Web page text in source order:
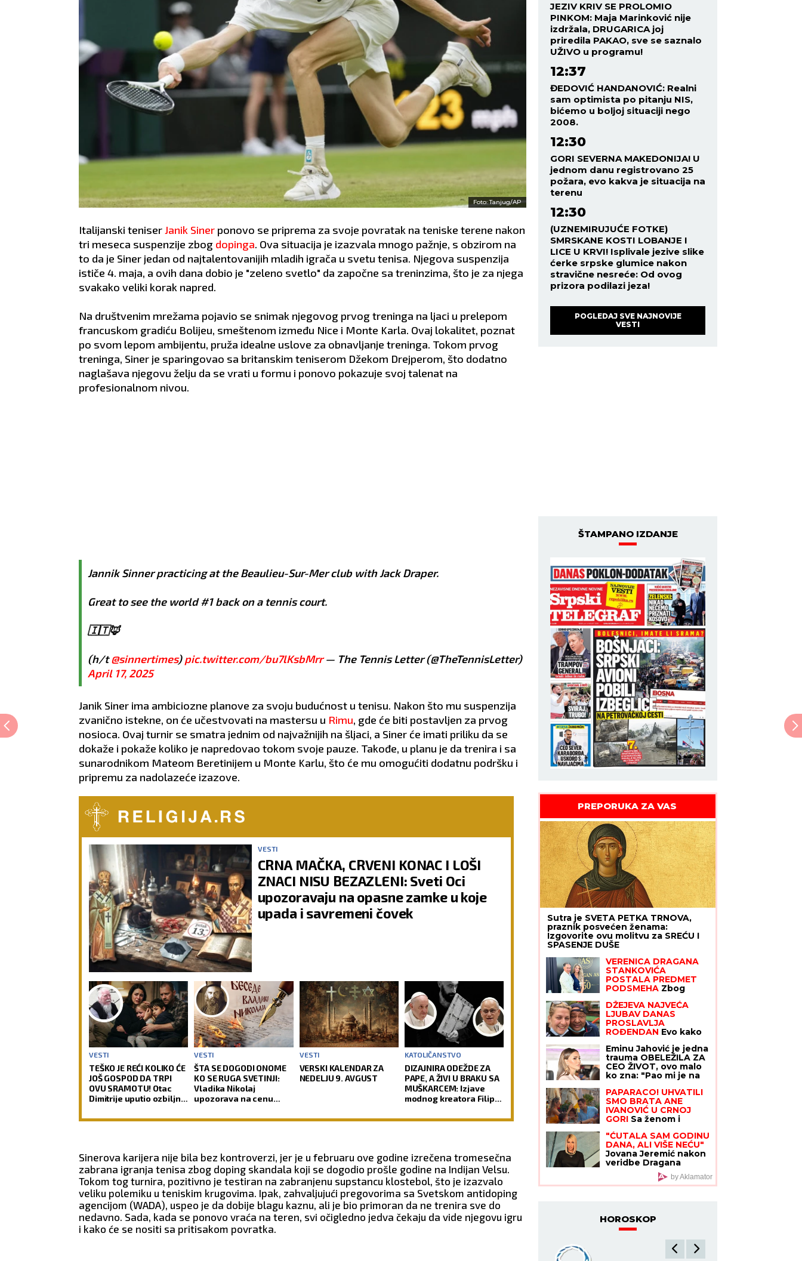
Foto: Tanjug/AP
Italijanski teniserJanik Siner ponovo se priprema za svoje povratak na teniske terene nakon
tri meseca suspenzije zbog dopinga. Ova situacija je izazvala mnogo pažnje, s obzirom na
to da je Siner jedan od najtalentovanijih mladih igrača u svetu tenisa. Njegova suspenzija
ističe 4. maja, a ovih dana dobio je "zeleno svetlo" da započne sa treninzima, što je za njega
svakako veliki korak napred.
Na društvenim mrežama pojavio se snimak njegovog prvog treninga na ljaci u prelepom
francuskom gradiću Bolijeu, smeštenom između Nice i Monte Karla. Ovaj lokalitet, poznat
po svom lepom ambijentu, pruža idealne uslove za obnavljanje treninga. Tokom prvog
treninga, Siner je sparingovao sa britanskim teniserom Džekom Drejperom, što dodatno
naglašava njegovu želju da se vrati u formu i ponovo pokazuje svoj talenat na
profesionalnom nivou.
Jannik Sinner practicing at the Beaulieu-Sur-Mer club with Jack Draper.
Great to see the world #1 back on a tennis court.
🇮🇹🦊
(h/t@sinnertimes)pic.twitter.com/bu7lKsbMrr— The Tennis Letter (@TheTennisLetter)
April 17, 2025
Janik Siner ima ambiciozne planove za svoju budućnost u tenisu. Nakon što mu suspenzija
zvanično istekne, on će učestvovati na mastersu u Rimu, gde će biti postavljen za prvog
nosioca. Ovaj turnir se smatra jednim od najvažnijih na šljaci, a Siner će imati priliku da se
dokaže i pokaže koliko je napredovao tokom svoje pauze. Takođe, u planu je da trenira i sa
sunarodnikom Mateom Beretinijem u Monte Karlu, što će mu omogućiti dodatnu podršku i
pripremu za nadolazeće izazove.
VESTI
CRNA MAČKA, CRVENI KONAC I LOŠI
ZNACI NISU BEZAZLENI: Sveti Oci
upozoravaju na opasne zamke u koje
upada i savremeni čovek
VESTI
TEŠKO JE REĆI KOLIKO ĆE
JOŠ GOSPOD DA TRPI
OVU SRAMOTU! Otac
Dimitrije uputio ozbiljno
pozvao ih da spasavaju
VESTI
ŠTA SE DOGODI ONOME
KO SE RUGA SVETINJI:
Vladika Nikolaj
upozorava na cenu
VESTI
VERSKI KALENDAR ZA
NEDELJU 9. AVGUST
KATOLIČANSTVO
DIZAJNIRA ODEŽDE ZA
PAPE, A ŽIVI U BRAKU SA
MUŠKARCEM: Izjave
modnog kreatora Filipa
neprijatno pitanje za
Sinerova karijera nije bila bez kontroverzi, jer je u februaru ove godine izrečena tromesečna
zabrana igranja tenisa zbog doping skandala koji se dogodio prošle godine na Indijan Velsu.
Tokom tog turnira, pozitivno je testiran na zabranjenu supstancu klostebol, što je izazvalo
veliku polemiku u teniskim krugovima. Ipak, zahvaljujući pregovorima sa Svetskom antidoping
agencijom (WADA), uspeo je da dobije blagu kaznu, ali je bio primoran da ne trenira sve do
nedavno. Sada, kada se ponovo vraća na teren, svi očigledno jedva čekaju da vide njegovu igru
i kako će se nositi sa pritisakom povratka.
JEZIV KRIV SE PROLOMIO
PINKOM: Maja Marinković nije
izdržala, DRUGARICA joj
priredila PAKAO, sve se saznalo
UŽIVO u programu!
12:37
ĐEDOVIĆ HANDANOVIĆ: Realni
sam optimista po pitanju NIS,
bićemo u boljoj situaciji nego
2008.
12:30
GORI SEVERNA MAKEDONIJA! U
jednom danu registrovano 25
požara, evo kakva je situacija na
terenu
12:30
(UZNEMIRUJUĆE FOTKE)
SMRSKANE KOSTI LOBANJE I
LICE U KRVI! Isplivale jezive slike
ćerke srpske glumice nakon
stravične nesreće: Od ovog
prizora podilazi jeza!
POGLEDAJ SVE NAJNOVIJE
VESTI
ŠTAMPANO IZDANJE
PREPORUKA ZA VAS
Sutra je SVETA PETKA TRNOVA,
praznik posvećen ženama:
Izgovorite ovu molitvu za SREĆU I
SPASENJE DUŠE
VERENICA DRAGANA
STANKOVIĆA
POSTALA PREDMET
PODSMEHA Zbog
veridbe je urnišu na
mrežama: "Bukvalno
dva dinara"
DŽEJEVA NAJVEĆA
LJUBAV DANAS
PROSLAVLJA
ROĐENDAN Evo kako
izgleda: Nije u
kontaktu sa njegovim
ćerkama, a jedan
detalj svi komentarišu
Eminu Jahović je jedna
trauma OBELEŽILA ZA
CEO ŽIVOT, ovo malo
ko zna: "Pao mi je na
teško"
PAPARACO! UHVATILI
SMO BRATA ANE
IVANOVIĆ U CRNOJ
GORI Sa ženom i
letovanju: Džajina
ćerka u uskoj haljini
mami poglede (Video)
"ĆUTALA SAM GODINU
DANA, ALI VIŠE NEĆU"
Jovana Jeremić nakon
veridbe Dragana
Stankovića svima
ZAPUŠILA USTA:
"Došlo je vreme! Niko
by Aklamator
HOROSKOP